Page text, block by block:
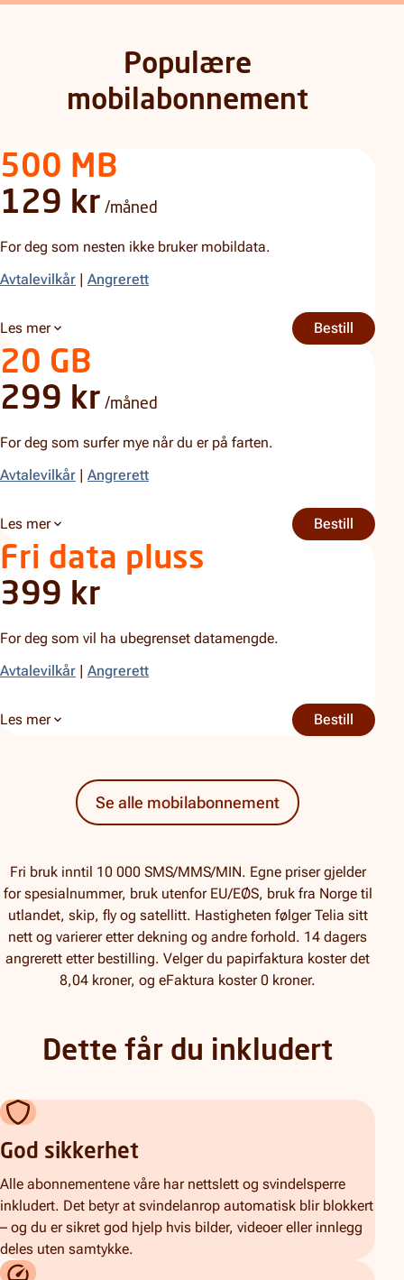
Populære
mobilabonnement
500 MB
129 kr /måned
For deg som nesten ikke bruker mobildata.
Avtalevilkår | Angrerett
Les mer
om 500 MB
Bestill 500 MB
20 GB
299 kr /måned
For deg som surfer mye når du er på farten.
Avtalevilkår | Angrerett
Les mer
om 20 GB
Bestill 20 GB
Fri data pluss
399 kr
For deg som vil ha ubegrenset datamengde.
Avtalevilkår | Angrerett
Les mer
Bestill Fri
Se alle mobilabonnement
Fri bruk inntil 10 000 SMS/MMS/MIN. Egne priser gjelder
for spesialnummer, bruk utenfor EU/EØS, bruk fra Norge til
utlandet, skip, fly og satellitt. Hastigheten følger Telia sitt
nett og varierer etter dekning og andre forhold. 14 dagers
angrerett etter bestilling. Velger du papirfaktura koster det
8,04 kroner, og eFaktura koster 0 kroner.
Dette får du inkludert
God sikkerhet
Alle abonnementene våre har nettslett og svindelsperre
inkludert. Det betyr at svindelanrop automatisk blir blokkert
– og du er sikret god hjelp hvis bilder, videoer eller innlegg
deles uten samtykke.